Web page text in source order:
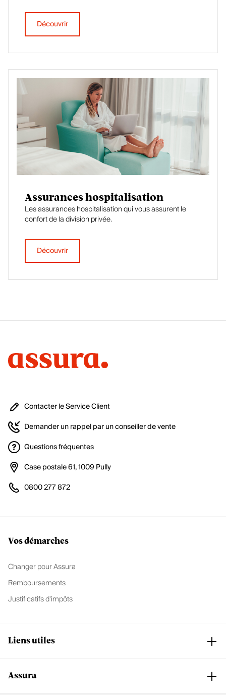
Découvrir
Assurances hospitalisation
Les assurances hospitalisation qui vous assurent le
confort de la division privée.
Découvrir
Contacter le Service Client
Demander un rappel par un conseiller de vente
Questions fréquentes
Case postale 61, 1009 Pully
0800 277 872
Vos démarches
Changer pour Assura
Remboursements
Justificatifs d'impôts
Liens utiles
Assura